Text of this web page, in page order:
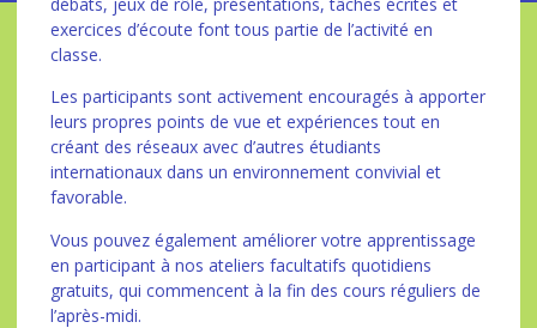
exercices d’écoute font tous partie de l’activité en
classe.
Les participants sont activement encouragés à apporter
leurs propres points de vue et expériences tout en
créant des réseaux avec d’autres étudiants
internationaux dans un environnement convivial et
favorable.
Vous pouvez également améliorer votre apprentissage
en participant à nos ateliers facultatifs quotidiens
gratuits, qui commencent à la fin des cours réguliers de
l’après-midi.